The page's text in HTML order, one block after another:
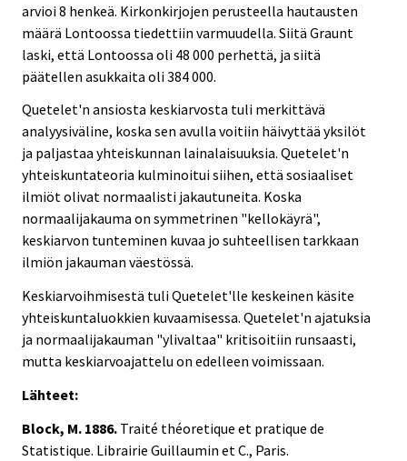
arvioi 8 henkeä. Kirkonkirjojen perusteella hautausten
määrä Lontoossa tiedettiin varmuudella. Siitä Graunt
laski, että Lontoossa oli 48 000 perhettä, ja siitä
päätellen asukkaita oli 384 000.
Quetelet'n ansiosta keskiarvosta tuli merkittävä
analyysiväline, koska sen avulla voitiin häivyttää yksilöt
ja paljastaa yhteiskunnan lainalaisuuksia. Quetelet'n
yhteiskuntateoria kulminoitui siihen, että sosiaaliset
ilmiöt olivat normaalisti jakautuneita. Koska
normaalijakauma on symmetrinen "kellokäyrä",
keskiarvon tunteminen kuvaa jo suhteellisen tarkkaan
ilmiön jakauman väestössä.
Keskiarvoihmisestä tuli Quetelet'lle keskeinen käsite
yhteiskuntaluokkien kuvaamisessa. Quetelet'n ajatuksia
ja normaalijakauman "ylivaltaa" kritisoitiin runsaasti,
mutta keskiarvoajattelu on edelleen voimissaan.
Lähteet:
Block, M. 1886. Traité théoretique et pratique de
Statistique. Librairie Guillaumin et C., Paris.